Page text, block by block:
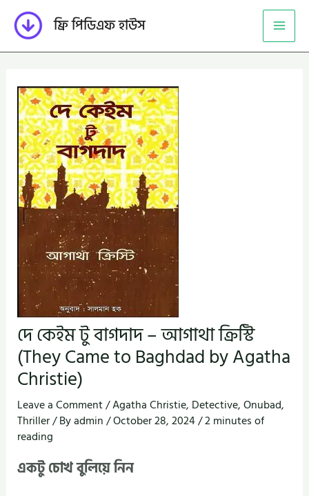
content
ফ্রি পিডিএফ হাউস
দে কেইম টু বাগদাদ – আগাথা ক্রিস্টি
(They Came to Baghdad by Agatha
Christie)
Leave a Comment/Agatha Christie, Detective,Onubad,
Thriller/ Byadmin/October 28, 2024/2 minutes of
reading
একটু চোখ বুলিয়ে নিন